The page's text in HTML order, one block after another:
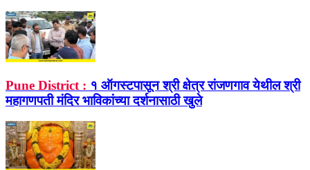
Pune District : १ ऑगस्टपासून श्री क्षेत्र रांजणगाव येथील श्री
महागणपती मंदिर भाविकांच्या दर्शनासाठी खुले